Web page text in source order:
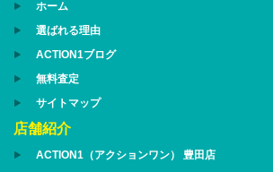
ホーム
選ばれる理由
ACTION1ブログ
無料査定
サイトマップ
店舗紹介
ACTION1（アクションワン） 豊田店